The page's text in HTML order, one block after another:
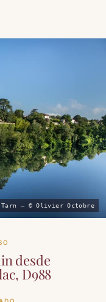
— © Olivier Octobre
desde
D988